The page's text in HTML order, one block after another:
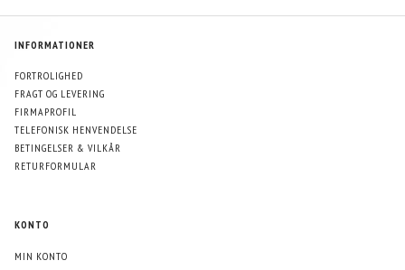
INFORMATIONER
FORTROLIGHED
FRAGT OG LEVERING
FIRMAPROFIL
TELEFONISK HENVENDELSE
BETINGELSER & VILKÅR
RETURFORMULAR
KONTO
MIN KONTO